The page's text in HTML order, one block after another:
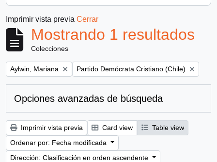
Imprimir vista previa Cerrar
Mostrando 1 resultados
Colecciones
Remove filter:
Aylwin, Mariana Remove filter:
Partido Demócrata Cristiano (Chile)
Opciones avanzadas de búsqueda
Imprimir vista previa Card view
Table view
Ordenar por: Fecha modificada
Dirección: Clasificación en orden ascendente